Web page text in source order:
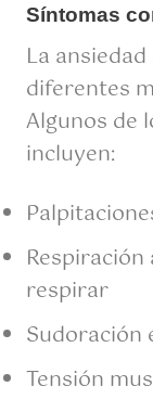
Síntomas
La
diferentes
Algunos de
incluyen:
respirar
Sudoración
Tensión